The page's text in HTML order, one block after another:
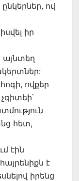
ով
իր
այնտեղ
ովքեր
հետ,
էին
է
իրենց